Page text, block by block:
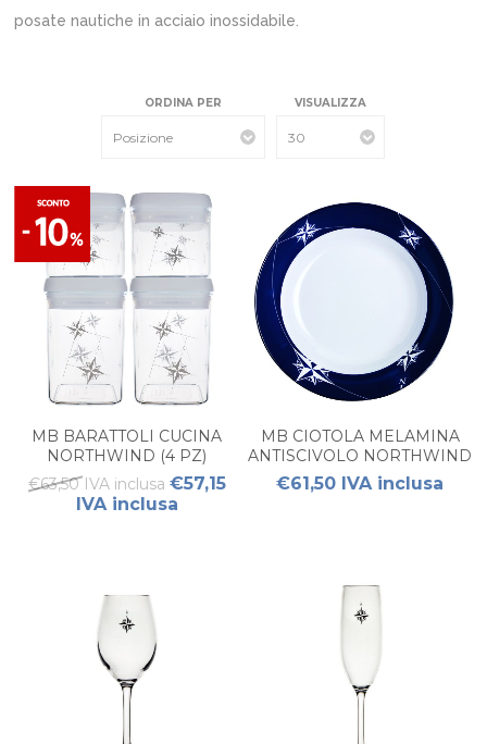
posate nautiche in acciaio inossidabile.
ORDINA PER VISUALIZZA
MB BARATTOLI CUCINA
NORTHWIND (4 PZ)
€63,50 IVA inclusa €57,15
IVA inclusa
MB CIOTOLA MELAMINA
ANTISCIVOLO NORTHWIND
(6PZ)
€61,50 IVA inclusa